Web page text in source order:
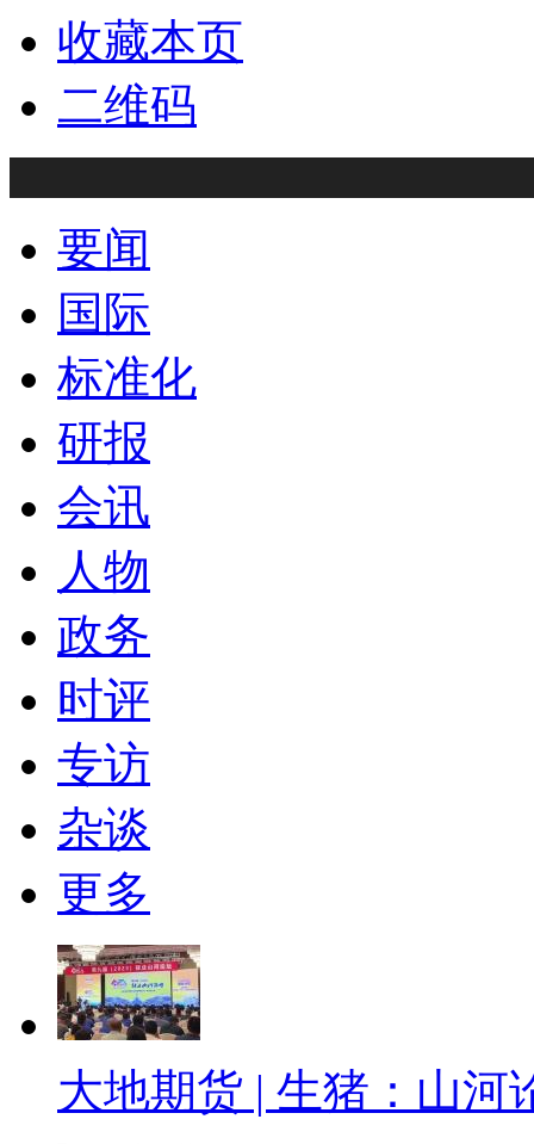
收藏本页
二维码
要闻
国际
标准化
研报
会讯
人物
政务
时评
专访
杂谈
更多
大地期货 | 生猪：山河